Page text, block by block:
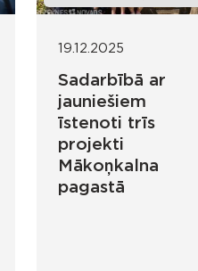
19.12.2025
Sadarbībā ar
jauniešiem
īstenoti trīs
projekti
Mākoņkalna
pagastā